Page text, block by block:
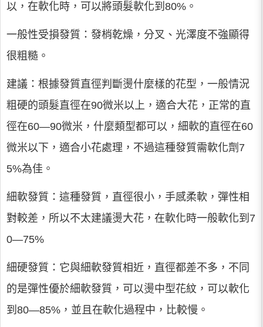
以，在軟化時，可以將頭髮軟化到80%。
一般性受損發質：發梢乾燥，分叉、光澤度不強顯得
很粗糙。
建議：根據發質直徑判斷燙什麼樣的花型，一般情況
粗硬的頭髮直徑在90微米以上，適合大花，正常的直
徑在60—90微米，什麼類型都可以，細軟的直徑在60
微米以下，適合小花處理，不過這種發質需軟化劑7
5%為佳。
細軟發質：這種發質，直徑很小，手感柔軟，彈性相
對較差，所以不太建議燙大花，在軟化時一般軟化到7
0—75%
細硬發質：它與細軟發質相近，直徑都差不多，不同
的是彈性優於細軟發質，可以燙中型花紋，可以軟化
到80—85%，並且在軟化過程中，比較慢。